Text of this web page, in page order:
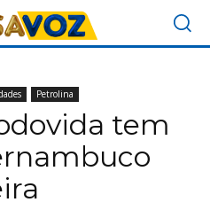
Petrolina
tem